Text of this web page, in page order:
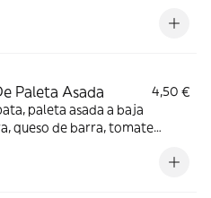
Paleta Asada
4,50 €
paleta asada a baja
queso de barra, tomate